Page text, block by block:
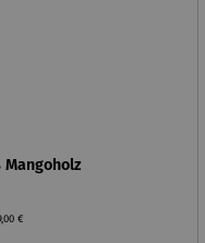
Preis:
€